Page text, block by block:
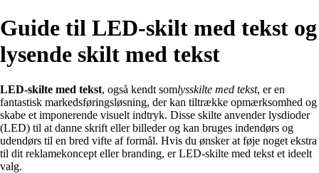
Guide til LED-skilt med tekst og
lysende skilt med tekst
LED-skilte med tekst, også kendt somlysskilte med tekst, er en
fantastisk markedsføringsløsning, der kan tiltrække opmærksomhed og
skabe et imponerende visuelt indtryk. Disse skilte anvender lysdioder
(LED) til at danne skrift eller billeder og kan bruges indendørs og
udendørs til en bred vifte af formål. Hvis du ønsker at føje noget ekstra
til dit reklamekoncept eller branding, er LED-skilte med tekst et ideelt
valg.